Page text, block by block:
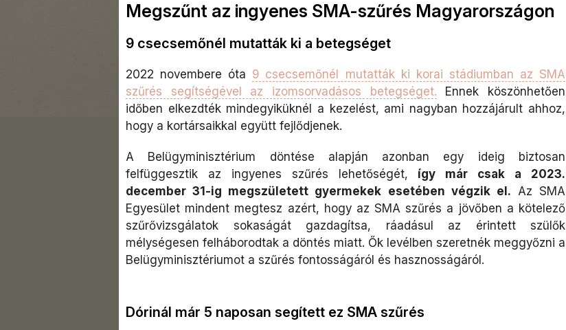
Megszűnt az ingyenes SMA-szűrés Magyarországon
9 csecsemőnél mutatták ki a betegséget
2022 novembere óta 9 csecsemőnél mutatták ki korai stádiumban az SMA
szűrés segítségével az izomsorvadásos betegséget. Ennek köszönhetően
időben elkezdték mindegyiküknél a kezelést, ami nagyban hozzájárult ahhoz,
hogy a kortársaikkal együtt fejlődjenek.
A Belügyminisztérium döntése alapján azonban egy ideig biztosan
felfüggesztik az ingyenes szűrés lehetőségét, így már csak a 2023.
december 31-ig megszületett gyermekek esetében végzik el. Az SMA
Egyesület mindent megtesz azért, hogy az SMA szűrés a jövőben a kötelező
szűrővizsgálatok sokaságát gazdagítsa, ráadásul az érintett szülők
mélységesen felháborodtak a döntés miatt. Ők levélben szeretnék meggyőzni a
Belügyminisztériumot a szűrés fontosságáról és hasznosságáról.
Dórinál már 5 naposan segített ez SMA szűrés